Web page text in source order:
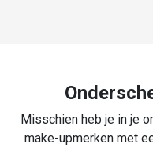
Misschien heb je in je
make-upmerken met